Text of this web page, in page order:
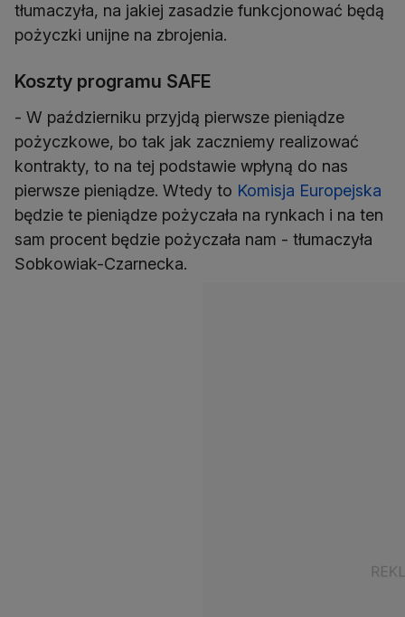
tłumaczyła, na jakiej zasadzie funkcjonować będą
pożyczki unijne na zbrojenia.
Koszty programu SAFE
- W październiku przyjdą pierwsze pieniądze
pożyczkowe, bo tak jak zaczniemy realizować
kontrakty, to na tej podstawie wpłyną do nas
pierwsze pieniądze. Wtedy to Komisja Europejska
będzie te pieniądze pożyczała na rynkach i na ten
sam procent będzie pożyczała nam - tłumaczyła
Sobkowiak-Czarnecka.